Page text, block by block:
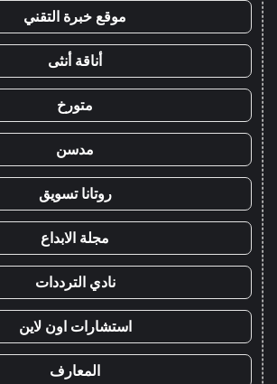
موقع خبرة التقني
أناقة أنثى
متورخ
مدسن
روتانا تسويق
مجلة الابداع
نادي الترددات
استشارات اون لاين
المعارف